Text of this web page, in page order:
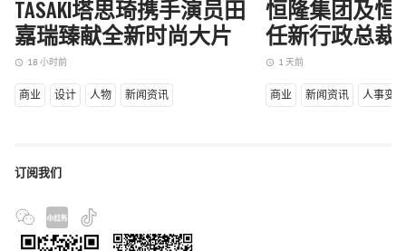
TASAKI塔思琦携手演员田
嘉瑞臻献全新时尚大片
access_time 18 小时前
商业 设计 人物 新闻资讯
恒隆集团及恒
任新行政总裁
access_time 1 天前
商业 新闻资讯 人事变动
订阅我们